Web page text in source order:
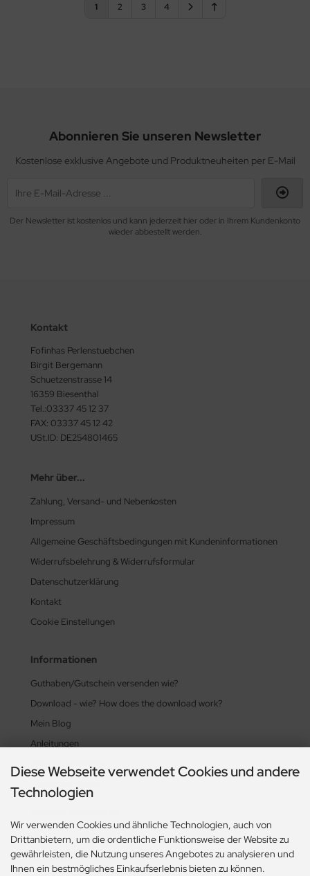
1
2 3 4
Abonnieren Sie unseren Newsletter
Kostenlose exklusive Angebote und Produktneuheiten per E-Mail
Der Newsletter ist kostenlos und kann jederzeit hier oder in Ihrem Kundenkonto
wieder abbestellt werden.
Kontakt
Fofinhas Perlenstuebchen
Birgit Bergemann
Schuetzenstrasse 14
16359 Biesenthal
Tel.:03337 45 12 37
FAX: 03337 45 12 42
USt.ID: DE254801465
Mehr über...
Zahlung, Versand- und Nebenkosten
Impressum
Allgemeine Geschäftsbedingungen mit Kundeninformationen
Widerrufsbelehrung & Widerrufsformular
Datenschutzerklärung
Kontakt
Cookie Einstellungen
Informationen
Guthaben/Gutschein versenden wie?
Download - wie? How does the download work?
Mein Blog
Anleitungen
Wissensdatenbank
Zahlungsmethoden
Diese Webseite verwendet Cookies und andere
Technologien
Wir verwenden Cookies und ähnliche Technologien, auch von
Drittanbietern, um die ordentliche Funktionsweise der Website zu
gewährleisten, die Nutzung unseres Angebotes zu analysieren und
Ihnen ein bestmögliches Einkaufserlebnis bieten zu können.